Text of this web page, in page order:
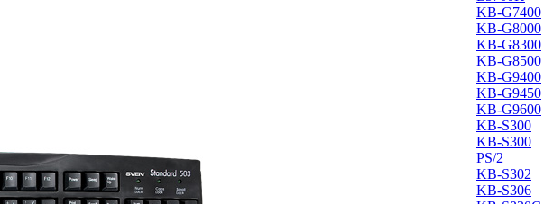
KB-G7400
KB-G8000
KB-G8300
KB-G8500
KB-G9400
KB-G9450
KB-G9600
KB-S300
KB-S300
PS/2
KB-S302
KB-S306